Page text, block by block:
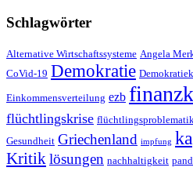
Schlagwörter
Alternative Wirtschaftssysteme Angela
CoVid-19 Demokratie
Einkommensverteilung ezb
flüchtlingskrise
Gesundheit Griechenland impfung
Kritik lösungen nachhaltigkeit